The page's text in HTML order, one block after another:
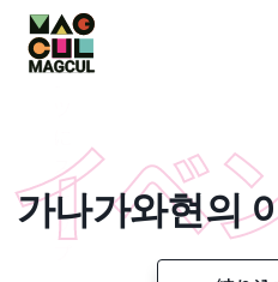
ン
テ
ン
ス
キ
ッ
가나가와현의